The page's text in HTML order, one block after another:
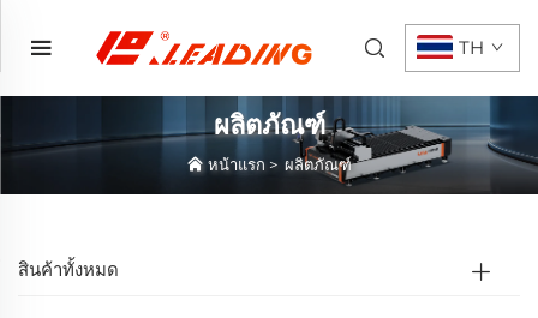
TH
ผลิตภัณฑ์
หน้าแรก > ผลิตภัณฑ์
สินค้าทั้งหมด